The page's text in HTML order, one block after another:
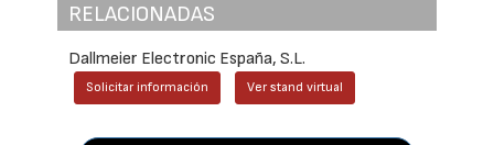
RELACIONADAS
Dallmeier Electronic España, S.L.
Solicitar información Ver stand virtual